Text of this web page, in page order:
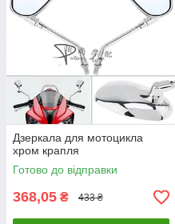
Дзеркала для мотоцикла
хром крапля
Готово до відправки
368,05 ₴ 433 ₴